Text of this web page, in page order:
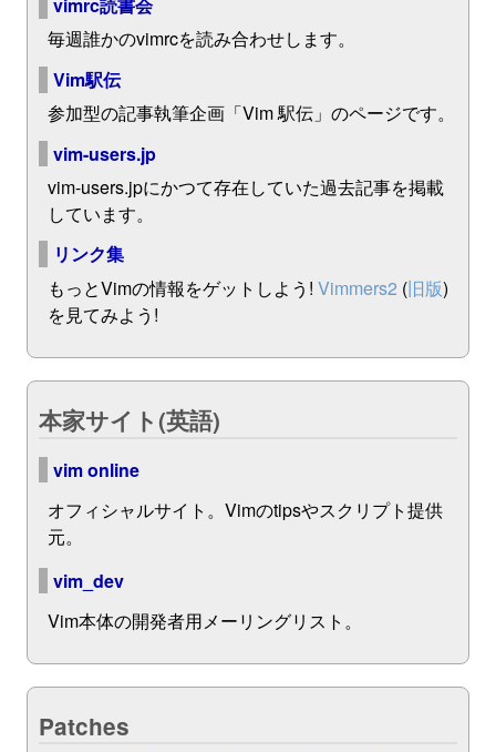
毎週誰かのvimrcを読み合わせします。
Vim駅伝
参加型の記事執筆企画「Vim 駅伝」のページです。
vim-users.jp
vim-users.jpにかつて存在していた過去記事を掲載
しています。
リンク集
もっとVimの情報をゲットしよう! Vimmers2 (旧版)
を見てみよう!
本家サイト(英語)
vim online
オフィシャルサイト。Vimのtipsやスクリプト提供
元。
vim_dev
Vim本体の開発者用メーリングリスト。
Patches